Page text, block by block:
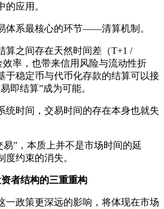
应用。
体系最核心的环节——清算机制。
算之间存在天然时间差（T+1 /
率，也带来信用风险与流动性折
于稳定币与代币化存款的结算可以接
即结算”成为可能。
统时间，交易时间的存在本身也就失
易”，本质上并不是市场时间的延
约束的消失。
者结构的三重重构
一政策更深远的影响，将体现在市场